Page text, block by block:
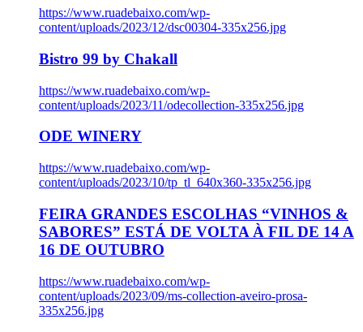
https://www.ruadebaixo.com/wp-
content/uploads/2023/12/dsc00304-335x256.jpg
Bistro 99 by Chakall
https://www.ruadebaixo.com/wp-
content/uploads/2023/11/odecollection-335x256.jpg
ODE WINERY
https://www.ruadebaixo.com/wp-
content/uploads/2023/10/tp_tl_640x360-335x256.jpg
FEIRA GRANDES ESCOLHAS “VINHOS &
SABORES” ESTÁ DE VOLTA À FIL DE 14 A
16 DE OUTUBRO
https://www.ruadebaixo.com/wp-
content/uploads/2023/09/ms-collection-aveiro-prosa-
335x256.jpg